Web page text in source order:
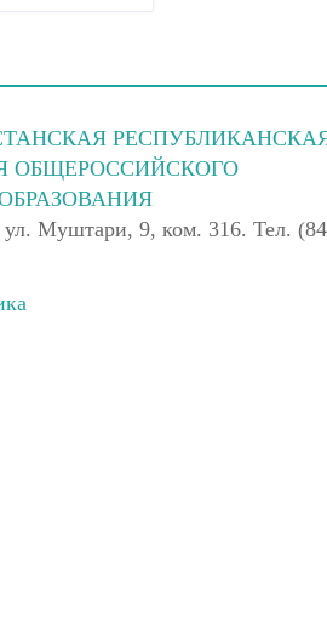
ОБЩЕРОССИЙСКОГО
ул. Муштари, 9, ком. 316. Тел.